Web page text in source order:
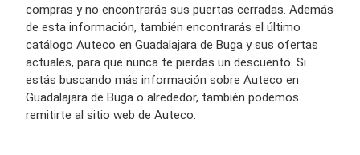
compras y no encontrarás sus puertas cerradas. Además
de esta información, también encontrarás el último
catálogo Auteco en Guadalajara de Buga y sus ofertas
actuales, para que nunca te pierdas un descuento. Si
estás buscando más información sobre Auteco en
Guadalajara de Buga o alrededor, también podemos
remitirte al sitio web de Auteco.